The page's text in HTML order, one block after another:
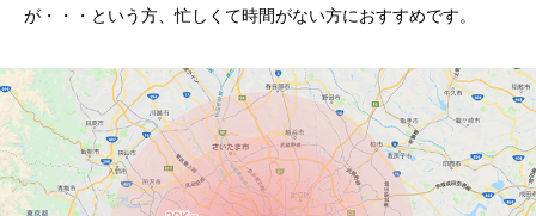
が・・・という方、忙しくて時間がない方におすすめです。